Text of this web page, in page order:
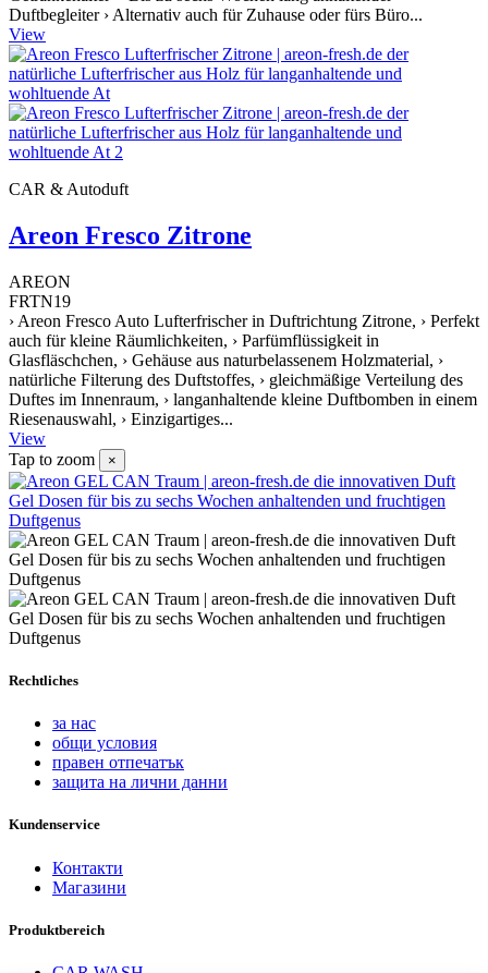
Duftbegleiter › Alternativ auch für Zuhause oder fürs Büro...
View
CAR & Autoduft
Areon Fresco Zitrone
AREON
FRTN19
› Areon Fresco Auto Lufterfrischer in Duftrichtung Zitrone, › Perfekt
auch für kleine Räumlichkeiten, › Parfümflüssigkeit in
Glasfläschchen, › Gehäuse aus naturbelassenem Holzmaterial, ›
natürliche Filterung des Duftstoffes, › gleichmäßige Verteilung des
Duftes im Innenraum, › langanhaltende kleine Duftbomben in einem
Riesenauswahl, › Einzigartiges...
View
Tap to zoom
×
Rechtliches
за нас
общи условия
правен отпечатък
защита на лични данни
Kundenservice
Контакти
Магазини
Produktbereich